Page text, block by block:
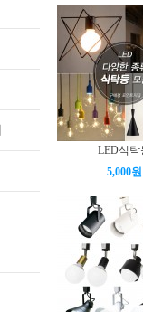
LED식탁
5,000원